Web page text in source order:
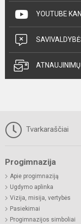
YOUTUBE
Tvarkaraščiai
Progimnazija
Apie progimnaziją
Ugdymo aplinka
Vizija, misija, vertybės
Pasiekimai
Progimnazijos simboliai